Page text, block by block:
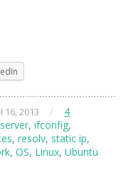
16, 2013 /
4
, ifconfig,
, resolv, static ip,
, OS, Linux, Ubuntu